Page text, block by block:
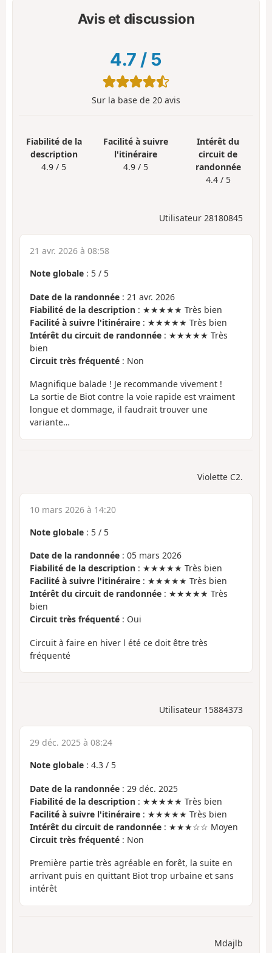
Avis et discussion
4.7 / 5
Sur la base de 20 avis
Fiabilité de la
description
4.9 / 5
Facilité à suivre
l'itinéraire
4.9 / 5
Intérêt du
circuit de
randonnée
4.4 / 5
Utilisateur 28180845
21 avr. 2026 à 08:58
Note globale : 5 / 5
Date de la randonnée : 21 avr. 2026
Fiabilité de la description : ★★★★★ Très bien
Facilité à suivre l'itinéraire : ★★★★★ Très bien
Intérêt du circuit de randonnée : ★★★★★ Très
bien
Circuit très fréquenté : Non
Magnifique balade ! Je recommande vivement !
La sortie de Biot contre la voie rapide est vraiment
longue et dommage, il faudrait trouver une
variante…
Violette C2.
10 mars 2026 à 14:20
Note globale : 5 / 5
Date de la randonnée : 05 mars 2026
Fiabilité de la description : ★★★★★ Très bien
Facilité à suivre l'itinéraire : ★★★★★ Très bien
Intérêt du circuit de randonnée : ★★★★★ Très
bien
Circuit très fréquenté : Oui
Circuit à faire en hiver l été ce doit être très
fréquenté
Utilisateur 15884373
29 déc. 2025 à 08:24
Note globale : 4.3 / 5
Date de la randonnée : 29 déc. 2025
Fiabilité de la description : ★★★★★ Très bien
Facilité à suivre l'itinéraire : ★★★★★ Très bien
Intérêt du circuit de randonnée : ★★★☆☆ Moyen
Circuit très fréquenté : Non
Première partie très agréable en forêt, la suite en
arrivant puis en quittant Biot trop urbaine et sans
intérêt
Mdajlb